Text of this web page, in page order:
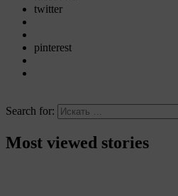
twitter
pinterest
Search for:
Most viewed stories